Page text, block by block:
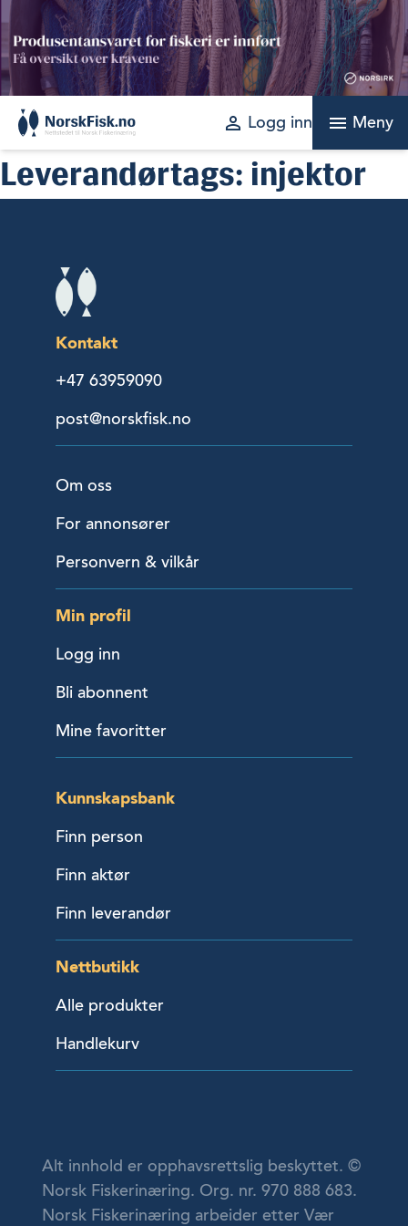
Skip
to
content
perm_identity Logg inn menu Meny
Leverandørtags: injektor
Kontakt
+47 63959090
post@norskfisk.no
Om oss
For annonsører
Personvern & vilkår
Min profil
Logg inn
Bli abonnent
Mine favoritter
Kunnskapsbank
Finn person
Finn aktør
Finn leverandør
Nettbutikk
Alle produkter
Handlekurv
Alt innhold er opphavsrettslig beskyttet. ©
Norsk Fiskerinæring. Org. nr. 970 888 683.
Norsk Fiskerinæring arbeider etter Vær